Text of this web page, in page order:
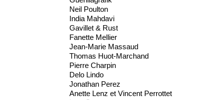
Neil Poulton
India Mahdavi
Gavillet & Rust
Fanette Mellier
Jean-Marie Massaud
Thomas Huot-Marchand
Pierre Charpin
Delo Lindo
Jonathan Perez
Anette Lenz et Vincent Perrottet